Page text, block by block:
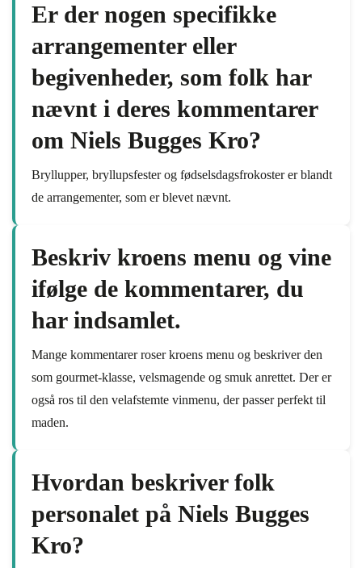
Er der nogen specifikke
arrangementer eller
begivenheder, som folk har
nævnt i deres kommentarer
om Niels Bugges Kro?
Bryllupper, bryllupsfester og fødselsdagsfrokoster er blandt
de arrangementer, som er blevet nævnt.
Beskriv kroens menu og vine
ifølge de kommentarer, du
har indsamlet.
Mange kommentarer roser kroens menu og beskriver den
som gourmet-klasse, velsmagende og smuk anrettet. Der er
også ros til den velafstemte vinmenu, der passer perfekt til
maden.
Hvordan beskriver folk
personalet på Niels Bugges
Kro?